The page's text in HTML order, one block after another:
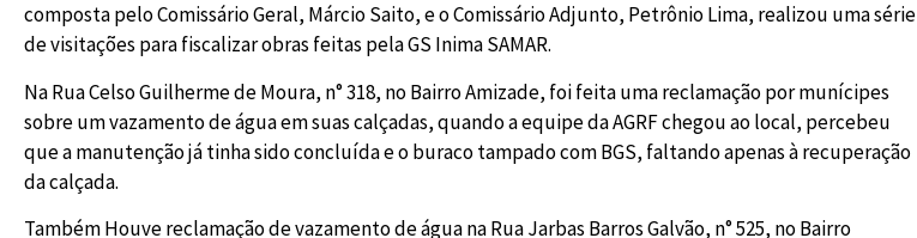
composta pelo Comissário Geral, Márcio Saito, e o Comissário Adjunto, Petrônio Lima, realizou uma série
de visitações para fiscalizar obras feitas pela GS Inima SAMAR.
Na Rua Celso Guilherme de Moura, n° 318, no Bairro Amizade, foi feita uma reclamação por munícipes
sobre um vazamento de água em suas calçadas, quando a equipe da AGRF chegou ao local, percebeu
que a manutenção já tinha sido concluída e o buraco tampado com BGS, faltando apenas à recuperação
da calçada.
Também Houve reclamação de vazamento de água na Rua Jarbas Barros Galvão, n° 525, no Bairro